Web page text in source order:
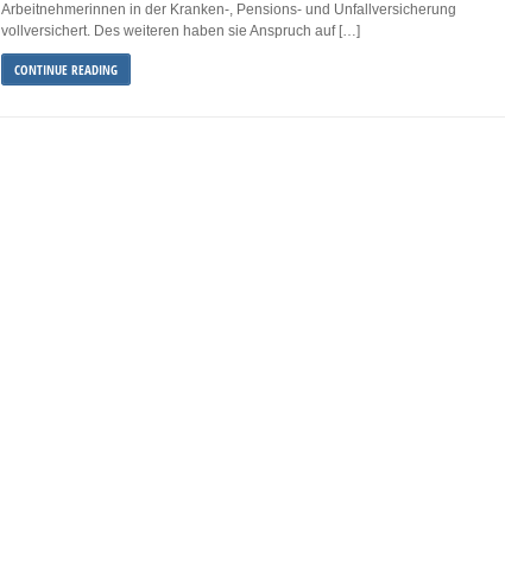
Arbeitnehmerinnen in der Kranken-, Pensions- und Unfallversicherung
vollversichert. Des weiteren haben sie Anspruch auf […]
CONTINUE READING